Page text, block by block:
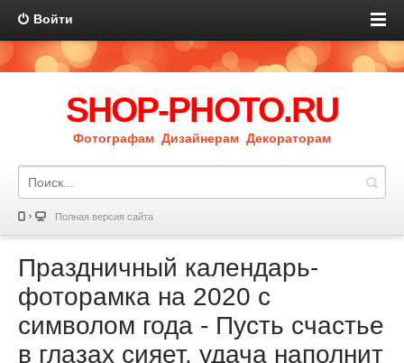
Войти
SHOP-PHOTO.RU
Фотографам Дизайнерам Декораторам
Полная версия сайта
Праздничный календарь-
фоторамка на 2020 с
символом года - Пусть счастье
в глазах сияет, удача наполнит